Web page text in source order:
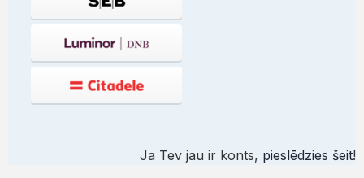
Ja Tev jau ir konts, pieslēdzies šeit!